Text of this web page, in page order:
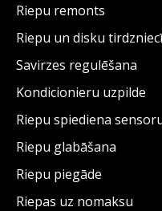
Riepu remonts
Riepu un disku
Savirzes regulēšana
Kondicionieru uzpilde
Riepu spiediena
Riepu glabāšana
Riepu piegāde
Riepas uz nomaksu